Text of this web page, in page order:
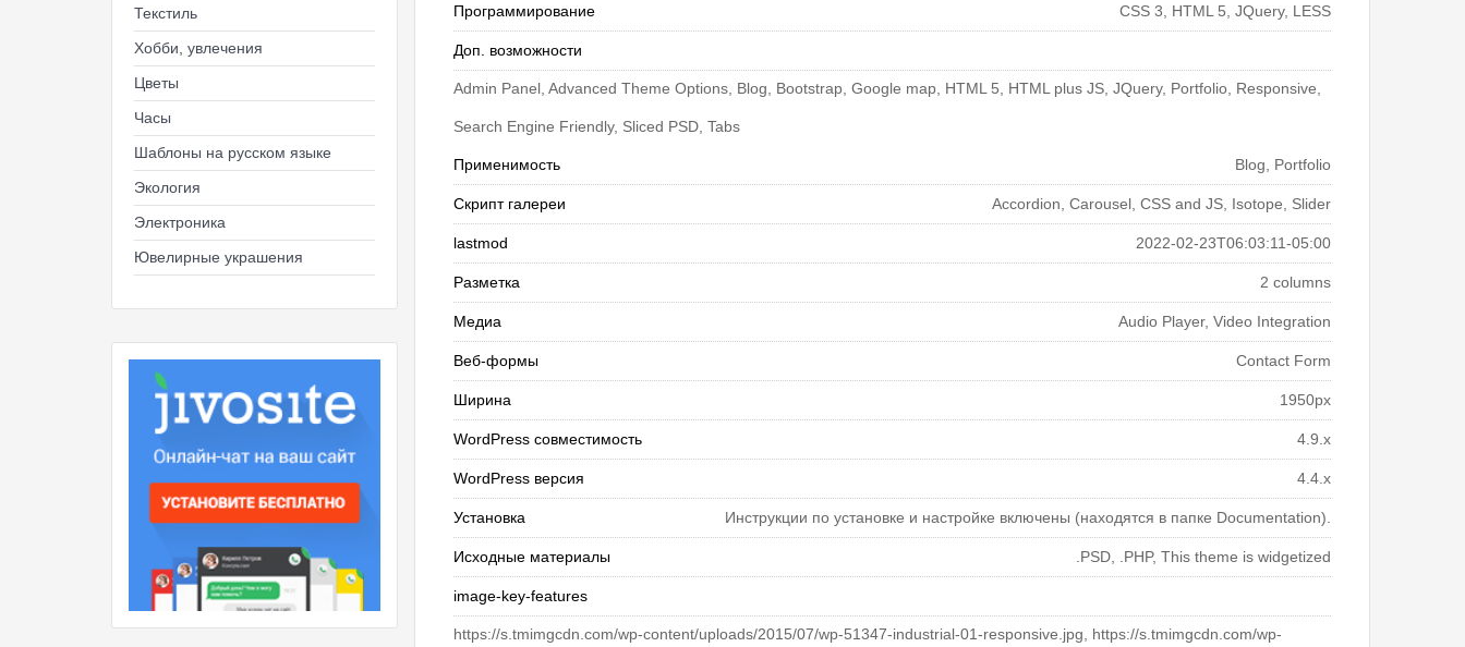
Текстиль
Хобби, увлечения
Цветы
Часы
Шаблоны на русском языке
Экология
Электроника
Ювелирные украшения
Программирование CSS 3, HTML 5, JQuery, LESS
Доп. возможности
Admin Panel, Advanced Theme Options, Blog, Bootstrap, Google map, HTML 5, HTML plus JS, JQuery, Portfolio, Responsive,
Search Engine Friendly, Sliced PSD, Tabs
Применимость Blog, Portfolio
Скрипт галереи Accordion, Carousel, CSS and JS, Isotope, Slider
lastmod 2022-02-23T06:03:11-05:00
Разметка 2 columns
Медиа Audio Player, Video Integration
Веб-формы Contact Form
Ширина 1950px
WordPress совместимость 4.9.x
WordPress версия 4.4.x
Установка Инструкции по установке и настройке включены (находятся в папке Documentation).
Исходные материалы .PSD, .PHP, This theme is widgetized
image-key-features
https://s.tmimgcdn.com/wp-content/uploads/2015/07/wp-51347-industrial-01-responsive.jpg, https://s.tmimgcdn.com/wp-